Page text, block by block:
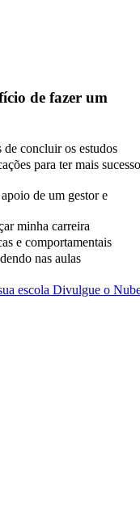
de fazer um
concluir os estudos
para ter mais sucesso
de um gestor e
minha carreira
e comportamentais
nas aulas
escola Divulgue o